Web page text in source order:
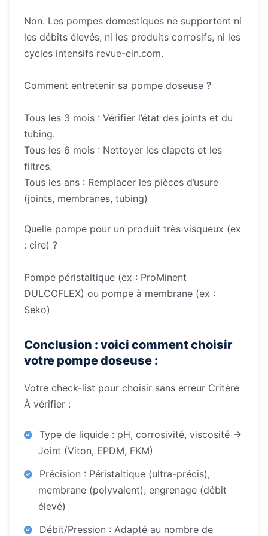
Non. Les pompes domestiques ne supportent ni
les débits élevés, ni les produits corrosifs, ni les
cycles intensifs revue-ein.com.
Comment entretenir sa pompe doseuse ?
Tous les 3 mois : Vérifier l’état des joints et du
tubing.
Tous les 6 mois : Nettoyer les clapets et les
filtres.
Tous les ans : Remplacer les pièces d’usure
(joints, membranes, tubing)
Quelle pompe pour un produit très visqueux (ex
: cire) ?
Pompe péristaltique (ex : ProMinent
DULCOFLEX) ou pompe à membrane (ex :
Seko)
Conclusion : voici comment choisir
votre pompe doseuse :
Votre check-list pour choisir sans erreur Critère
À vérifier :
Type de liquide : pH, corrosivité, viscosité →
Joint (Viton, EPDM, FKM)
Précision : Péristaltique (ultra-précis),
membrane (polyvalent), engrenage (débit
élevé)
Débit/Pression : Adapté au nombre de